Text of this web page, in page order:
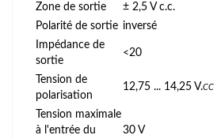
Zone de sortie
± 2,5 V c.c.
Polarité de sortie inversé
Impédance de
sortie
<20
Tension de
polarisation
12,75 ... 14,25 V.CC
Tension maximale
à l'entrée du
30 V